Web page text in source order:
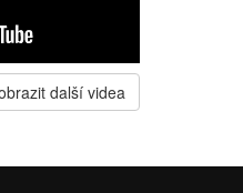
další videa